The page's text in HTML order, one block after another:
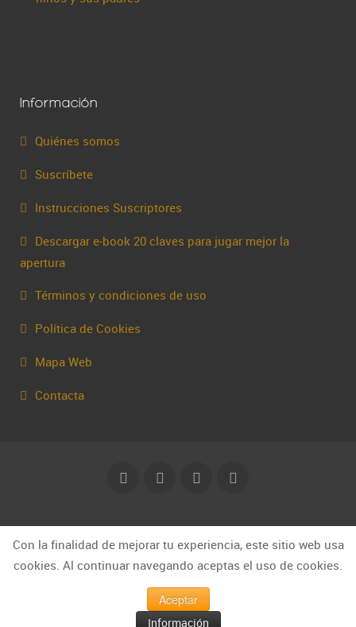
Información
Quiénes somos
Suscríbete
Instrucciones Suscriptores
Descargar e-book 20 claves para jugar mejor la
apertura
Términos y condiciones de uso
Política de Cookies
Mapa Web
Contacta
© Capakhine 2025 | capakhine@gmail.com
Con la finalidad de mejorar tu experiencia, este sitio web usa
cookies. Al continuar navegando aceptas el uso de cookies.
Aceptar
Información